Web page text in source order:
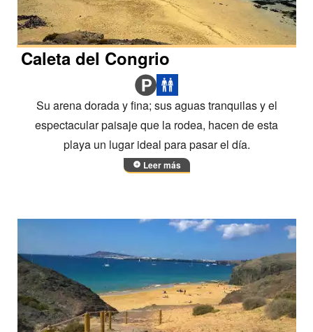
Caleta del Congrio
Su arena dorada y fina; sus aguas tranquilas y el
espectacular paisaje que la rodea, hacen de esta
playa un lugar ideal para pasar el día.
Leer más